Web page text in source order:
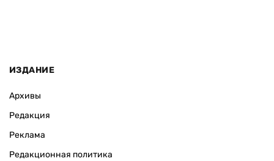
ИЗДАНИЕ
Архивы
Редакция
Реклама
Редакционная политика